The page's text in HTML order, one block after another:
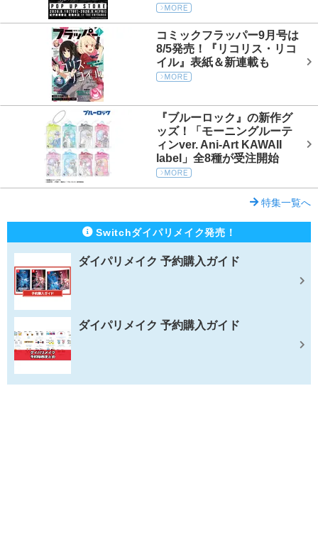
コミックフラッパー9月号は
8/5発売！『リコリス・リコ
イル』表紙＆新連載も
『ブルーロック』の新作グ
ッズ！「モーニングルーテ
ィンver. Ani-Art KAWAII
label」全8種が受注開始
特集一覧へ
Switchダイパリメイク発売！
ダイパリメイク 予約購入ガイド
ダイパリメイク 予約購入ガイド